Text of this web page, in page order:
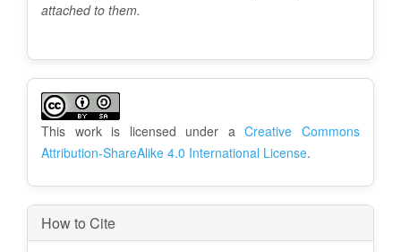
attached to them.
A
i
c
This work is licensed under aCreative Commons
Attribution-ShareAlike 4.0 International License.
How to Cite